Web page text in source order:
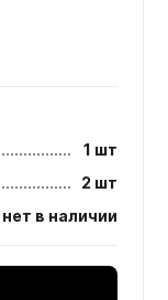
1 шт
2 шт
нет в наличии